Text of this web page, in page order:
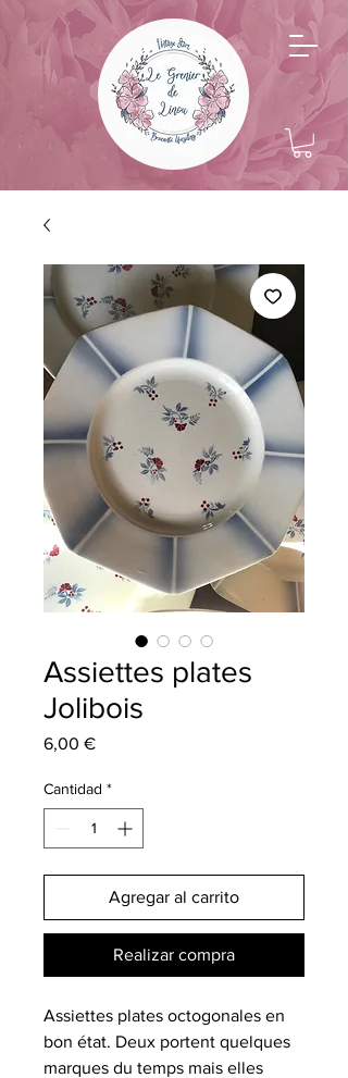
Assiettes plates
Jolibois
6,00 €Precio
Cantidad *
Agregar al carrito
Realizar compra
Assiettes plates octogonales en
bon état. Deux portent quelques
marques du temps mais elles